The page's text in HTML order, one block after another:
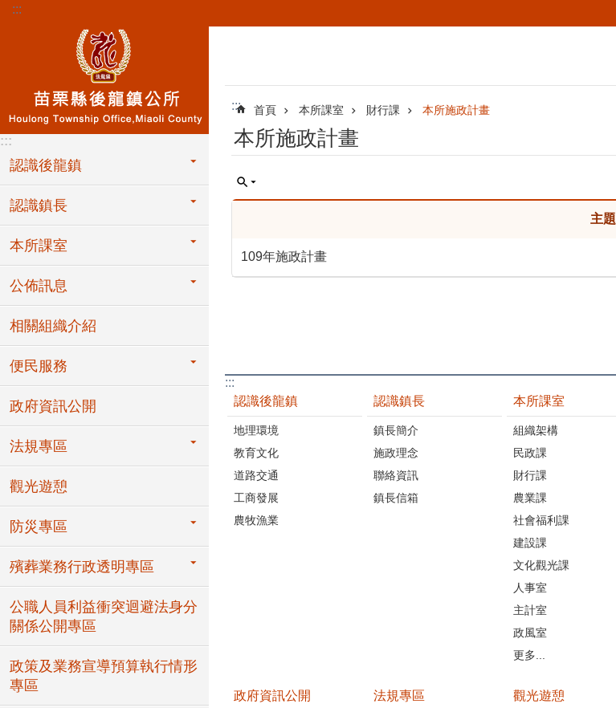
跳到主要內容區塊
:::
:::
認識後龍鎮
認識鎮長
本所課室
公佈訊息
相關組織介紹
便民服務
政府資訊公開
法規專區
觀光遊憩
防災專區
殯葬業務行政透明專區
公職人員利益衝突迴避法身分
關係公開專區
政策及業務宣導預算執行情形
專區
::: 首頁 本所課室 財行課 本所施政計畫
本所施政計畫
主題
109年施政計畫
:::
認識後龍鎮
地理環境
教育文化
道路交通
工商發展
農牧漁業
認識鎮長
鎮長簡介
施政理念
聯絡資訊
鎮長信箱
本所課室
組織架構
民政課
財行課
農業課
社會福利課
建設課
文化觀光課
人事室
主計室
政風室
更多...
政府資訊公開 法規專區 觀光遊憩